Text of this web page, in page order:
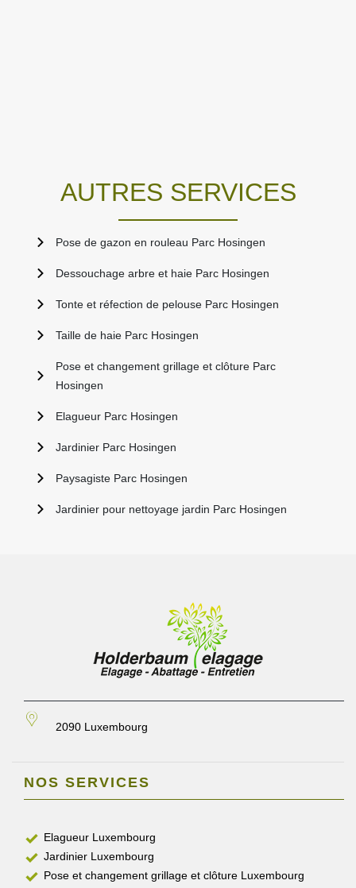
AUTRES SERVICES
Pose de gazon en rouleau Parc Hosingen
Dessouchage arbre et haie Parc Hosingen
Tonte et réfection de pelouse Parc Hosingen
Taille de haie Parc Hosingen
Pose et changement grillage et clôture Parc
Hosingen
Elagueur Parc Hosingen
Jardinier Parc Hosingen
Paysagiste Parc Hosingen
Jardinier pour nettoyage jardin Parc Hosingen
2090 Luxembourg
NOS SERVICES
Elagueur Luxembourg
Jardinier Luxembourg
Pose et changement grillage et clôture Luxembourg